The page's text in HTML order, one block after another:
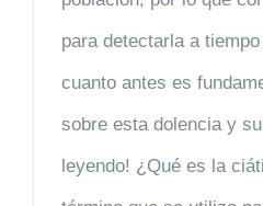
para detectarla a
cuanto antes es
sobre esta dolencia y
leyendo! ¿Qué es la